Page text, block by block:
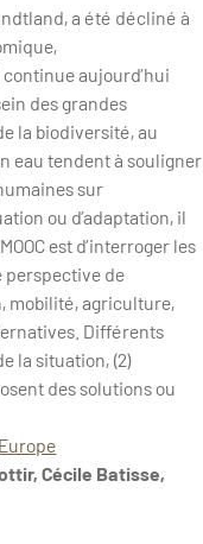
a été décliné à
aujourd’hui
des grandes
la biodiversité, au
eau tendent à souligner
sur
ou d’adaptation, il
est d’interroger les
perspective de
mobilité, agriculture,
Différents
la situation, (2)
des solutions ou
Cécile Batisse,